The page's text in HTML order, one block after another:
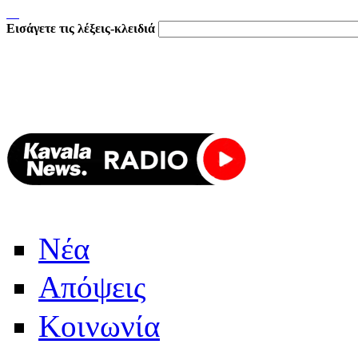
Εισάγετε τις λέξεις-κλειδιά
Νέα
Απόψεις
Κοινωνία